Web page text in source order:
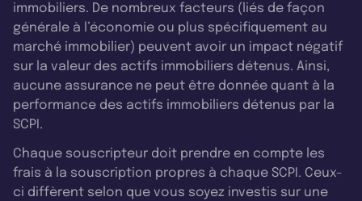
immobiliers. De nombreux facteurs (liés de façon
générale à l’économie ou plus spécifiquement au
marché immobilier) peuvent avoir un impact négatif
sur la valeur des actifs immobiliers détenus. Ainsi,
aucune assurance ne peut être donnée quant à la
performance des actifs immobiliers détenus par la
SCPI.
Chaque souscripteur doit prendre en compte les
frais à la souscription propres à chaque SCPI. Ceux-
ci diffèrent selon que vous soyez investis sur une